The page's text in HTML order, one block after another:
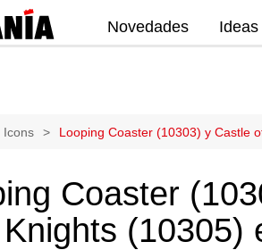
Novedades Ideas
Icons Looping Coaster (10303) y Castle
Coaster
(10305)